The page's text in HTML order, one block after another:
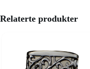
Relaterte produkter